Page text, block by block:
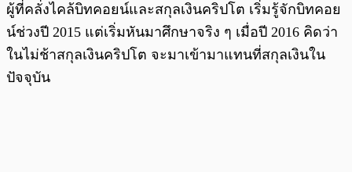
ผู้ที่คลั่งไคล้บิทคอยน์และสกุลเงินคริปโต เริ่มรู้จักบิทคอย
น์ช่วงปี 2015 แต่เริ่มหันมาศึกษาจริง ๆ เมื่อปี 2016 คิดว่า
ในไม่ช้าสกุลเงินคริปโต จะมาเข้ามาแทนที่สกุลเงินใน
ปัจจุบัน